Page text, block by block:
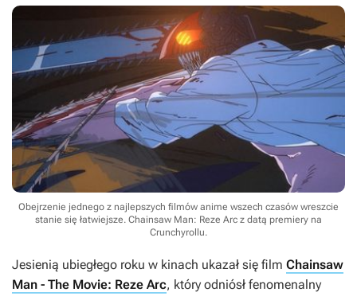
Obejrzenie jednego z najlepszych filmów anime wszech czasów wreszcie
stanie się łatwiejsze. Chainsaw Man: Reze Arc z datą premiery na
Crunchyrollu.
Jesienią ubiegłego roku w kinach ukazał się film Chainsaw
Man - The Movie: Reze Arc, który odniósł fenomenalny